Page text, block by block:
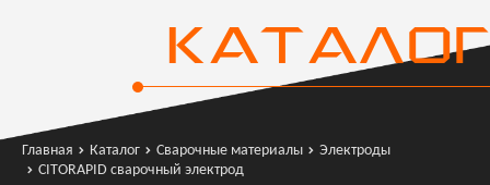
КАТАЛОГ
Главная Каталог Сварочные материалы
Электроды
CITORAPID сварочный электрод